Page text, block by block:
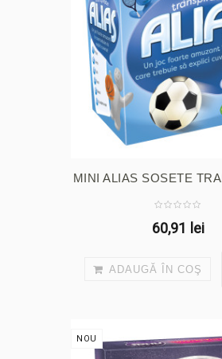
MINI ALIAS SOSETE
60,91 lei
ADAUGĂ ÎN COŞ
NOU